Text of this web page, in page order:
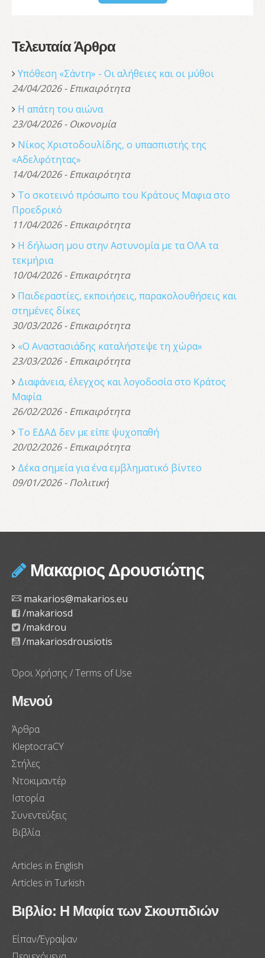
Τελευταία Άρθρα
Υπόθεση «Σάντη» - Οι αλήθειες και οι μύθοι
24/04/2026 - Επικαιρότητα
Η απάτη του αιώνα
23/04/2026 - Οικονομία
Νίκος Χριστοδουλίδης, o υπασπιστής της
«Αδελφότητας»
14/04/2026 - Επικαιρότητα
Το σκοτεινό πρόσωπο του Κράτους Μαφια στο
Προεδρικό
11/04/2026 - Επικαιρότητα
Η δήλωση μου στην Αστυνομία με τα ΟΛΑ τα
τεκμήρια
10/04/2026 - Επικαιρότητα
Παιδεραστίες, εκποιήσεις, παρακολουθήσεις και
στημένες δίκες
30/03/2026 - Επικαιρότητα
«Ο Αναστασιάδης καταλήστεψε τη χώρα»
23/03/2026 - Επικαιρότητα
Διαφάνεια, έλεγχος και λογοδοσία στο Κράτος
Μαφία
26/02/2026 - Επικαιρότητα
Το ΕΔΑΔ δεν με είπε ψυχοπαθή
20/02/2026 - Επικαιρότητα
Δέκα σημεία για ένα εμβληματικό βίντεο
09/01/2026 - Πολιτική
Μακαριος Δρουσιώτης
makarios@makarios.eu
/makariosd
/makdrou
/makariosdrousiotis
Όροι Χρήσης / Terms of Use
Μενού
Άρθρα
KleptocraCY
Στήλες
Ντοκιμαντέρ
Ιστορία
Συνεντεύξεις
Βιβλία
Articles in English
Articles in Turkish
Βιβλίο: Η Μαφία των Σκουπιδιών
Είπαν/Έγραψαν